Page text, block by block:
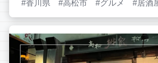
香川県 高松市 グルメ 居酒